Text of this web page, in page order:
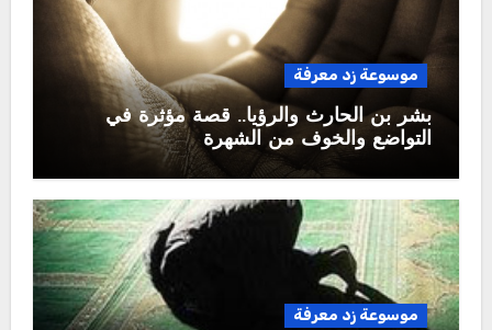
موسوعة زد معرفة
بشر بن الحارث والرؤيا.. قصة مؤثرة في
التواضع والخوف من الشهرة
موسوعة زد معرفة